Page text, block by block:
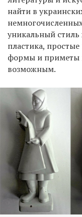
найти в
уникальный
пластика,
формы и приметы
возможным.